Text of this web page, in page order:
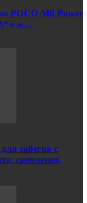
POCO M8 Power
и…
забегов с
сцепление,